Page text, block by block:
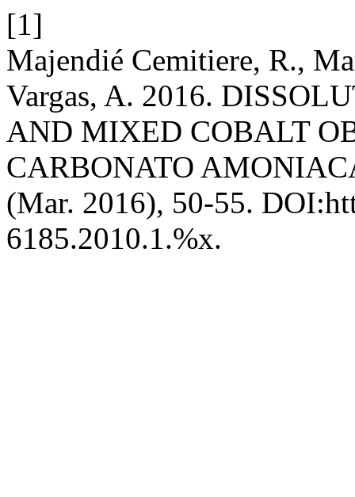
[1]
Majendié Cemitiere, R.,
Vargas, A. 2016.
AND MIXED COBALT
CARBONATO
(Mar. 2016), 50-55.
6185.2010.1.%x.